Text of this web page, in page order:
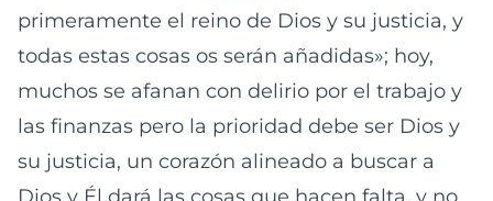
primeramente el reino de Dios y su justicia, y
todas estas cosas os serán añadidas»; hoy,
muchos se afanan con delirio por el trabajo y
las finanzas pero la prioridad debe ser Dios y
su justicia, un corazón alineado a buscar a